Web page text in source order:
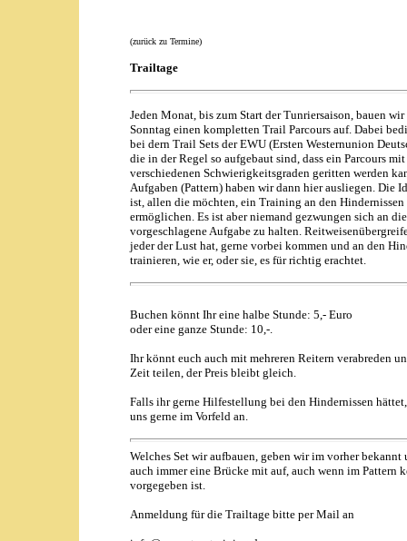
(zurück zu Termine)
Trailtage
Jeden Monat, bis zum Start der Tunriersaison, bauen
Sonntag einen kompletten Trail Parcours auf. Dabei
bei dern Trail Sets der EWU (Ersten Westernunion
die in der Regel so aufgebaut sind, dass ein Parcours mit
verschiedenen Schwierigkeitsgraden geritten werden
Aufgaben (Pattern) haben wir dann hier ausliegen. Die
ist, allen die möchten, ein Training an den Hindernissen
ermöglichen. Es ist aber niemand gezwungen sich an die
vorgeschlagene Aufgabe zu halten.
jeder der Lust hat, gerne vorbei kommen und an den
trainieren, wie er, oder sie, es für richtig erachtet.
Buchen könnt Ihr eine halbe Stunde: 5,- Euro
oder eine ganze Stunde: 10,-.
Ihr könnt euch auch mit mehreren Reitern verabreden
Zeit teilen, der Preis bleibt gleich.
Falls ihr gerne Hilfestellung bei den Hindernissen
uns gerne im Vorfeld an.
Welches Set wir aufbauen, geben wir im vorher bekannt
auch immer eine Brücke mit auf, auch wenn im Pattern
vorgegeben ist.
Anmeldung für die Trailtage bitte per Mail an